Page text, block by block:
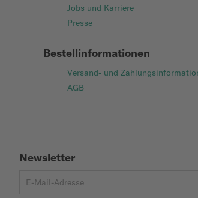
Jobs und Karriere
Presse
Bestellinformationen
Versand- und
AGB
Newsletter